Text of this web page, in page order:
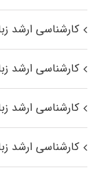
کارشناسی ارشد
کارشناسی ارشد
کارشناسی ارشد
کارشناسی ارشد